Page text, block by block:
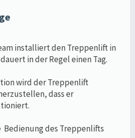
installiert den Treppenlift in
in der Regel einen Tag.
wird der Treppenlift
dass er
Bedienung des Treppenlifts